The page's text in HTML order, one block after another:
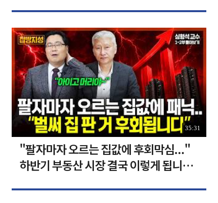
35:31
"팔자마자 오르는 집값에 후회막심..."
하반기 부동산 시장 결국 이렇게 됩니다 I